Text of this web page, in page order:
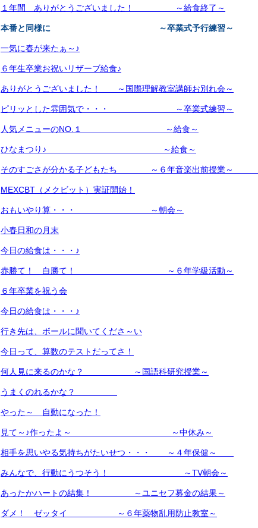
１年間 ありがとうございました！ ～給食終了～
本番と同様に ～卒業式予行練習～
一気に春が来たぁ～♪
６年生卒業お祝いリザーブ給食♪
ありがとうございました！ ～国際理解教室講師お別れ会～
ピリッとした雰囲気で・・・ ～卒業式練習～
人気メニューのNO.１ ～給食～
ひなまつり♪ ～給食～
そのすごさが分かる子どもたち ～６年音楽出前
MEXCBT（メクビット）実証開始！
おもいやり算・・・ ～朝会～
小春日和の月末
今日の給食は・・・♪
赤勝て！ 白勝て！ ～６年学級活動～
６年卒業を祝う会
今日の給食は・・・♪
行き先は、ボールに聞いてくださ～い
今日って、算数のテストだってさ！
何人見に来るのかな？ ～国語科研究授業～
うまくのれるかな？
やった～ 自動になった！
見て～♪作ったよ～ ～中休み～
相手を思いやる気持ちがたいせつ・・・ ～４年保健～
みんなで、行動にうつそう！ ～TV朝会～
あったかハートの結集！ ～ユニセフ募金の結果～
ダメ！ ゼッタイ ～６年薬物乱用防止教室～